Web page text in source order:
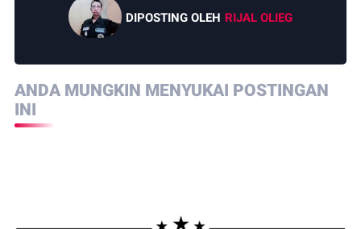
DIPOSTING OLEH RIJAL OLIEG
ANDA MUNGKIN MENYUKAI POSTINGAN
INI